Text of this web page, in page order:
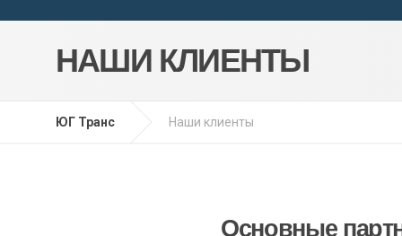
НАШИ КЛИЕНТЫ
ЮГ Транс Наши клиенты
Основные